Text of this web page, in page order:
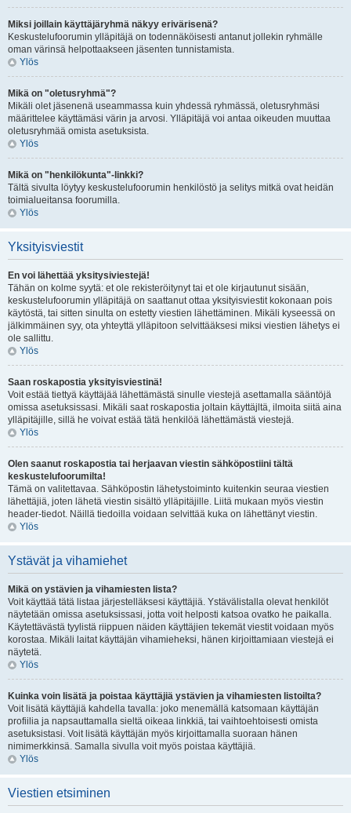
Miksi joillain käyttäjäryhmä näkyy erivärisenä?
Keskustelufoorumin ylläpitäjä on todennäköisesti antanut jollekin ryhmälle
oman värinsä helpottaakseen jäsenten tunnistamista.
Ylös
Mikä on "oletusryhmä"?
Mikäli olet jäsenenä useammassa kuin yhdessä ryhmässä, oletusryhmäsi
määrittelee käyttämäsi värin ja arvosi. Ylläpitäjä voi antaa oikeuden muuttaa
oletusryhmää omista asetuksista.
Ylös
Mikä on "henkilökunta"-linkki?
Tältä sivulta löytyy keskustelufoorumin henkilöstö ja selitys mitkä ovat heidän
toimialueitansa foorumilla.
Ylös
Yksityisviestit
En voi lähettää yksitysiviestejä!
Tähän on kolme syytä: et ole rekisteröitynyt tai et ole kirjautunut sisään,
keskustelufoorumin ylläpitäjä on saattanut ottaa yksityisviestit kokonaan pois
käytöstä, tai sitten sinulta on estetty viestien lähettäminen. Mikäli kyseessä on
jälkimmäinen syy, ota yhteyttä ylläpitoon selvittääksesi miksi viestien lähetys ei
ole sallittu.
Ylös
Saan roskapostia yksityisviestinä!
Voit estää tiettyä käyttäjää lähettämästä sinulle viestejä asettamalla sääntöjä
omissa asetuksissasi. Mikäli saat roskapostia joltain käyttäjltä, ilmoita siitä aina
ylläpitäjille, sillä he voivat estää tätä henkilöä lähettämästä viestejä.
Ylös
Olen saanut roskapostia tai herjaavan viestin sähköpostiini tältä
keskustelufoorumilta!
Tämä on valitettavaa. Sähköpostin lähetystoiminto kuitenkin seuraa viestien
lähettäjiä, joten lähetä viestin sisältö ylläpitäjille. Liitä mukaan myös viestin
header-tiedot. Näillä tiedoilla voidaan selvittää kuka on lähettänyt viestin.
Ylös
Ystävät ja vihamiehet
Mikä on ystävien ja vihamiesten lista?
Voit käyttää tätä listaa järjestelläksesi käyttäjiä. Ystävälistalla olevat henkilöt
näytetään omissa asetuksissasi, jotta voit helposti katsoa ovatko he paikalla.
Käytettävästä tyylistä riippuen näiden käyttäjien tekemät viestit voidaan myös
korostaa. Mikäli laitat käyttäjän vihamieheksi, hänen kirjoittamiaan viestejä ei
näytetä.
Ylös
Kuinka voin lisätä ja poistaa käyttäjiä ystävien ja vihamiesten listoilta?
Voit lisätä käyttäjiä kahdella tavalla: joko menemällä katsomaan käyttäjän
profiilia ja napsauttamalla sieltä oikeaa linkkiä, tai vaihtoehtoisesti omista
asetuksistasi. Voit lisätä käyttäjän myös kirjoittamalla suoraan hänen
nimimerkkinsä. Samalla sivulla voit myös poistaa käyttäjiä.
Ylös
Viestien etsiminen